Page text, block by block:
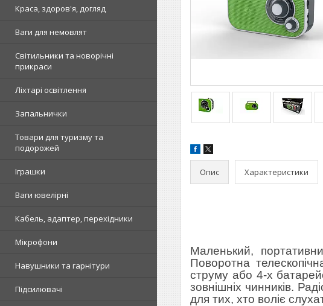
Краса, здоров'я, догляд
Ваги для немовлят
Світильники та новорічні
прикраси
Ліхтарі освітлення
Запальнички
Товари для туризму та
подорожей
Іграшки
Ваги ювелірні
Кабель, адаптер, перехідники
Мікрофони
Навушники та гарнітури
Підсилювачі
Опис Характеристики
Маленький,
Поворотна
струму або 4-х
зовнішніх чинників.
для тих, хто воліє